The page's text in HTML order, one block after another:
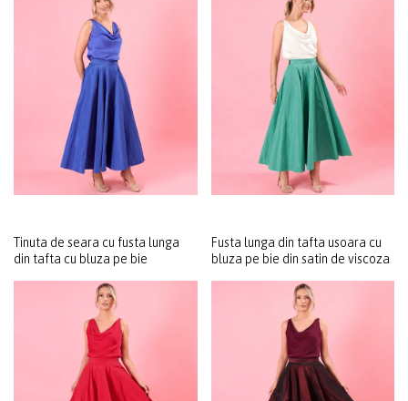
Tinuta de seara cu fusta lunga
din tafta cu bluza pe bie
Fusta lunga din tafta usoara cu
bluza pe bie din satin de viscoza